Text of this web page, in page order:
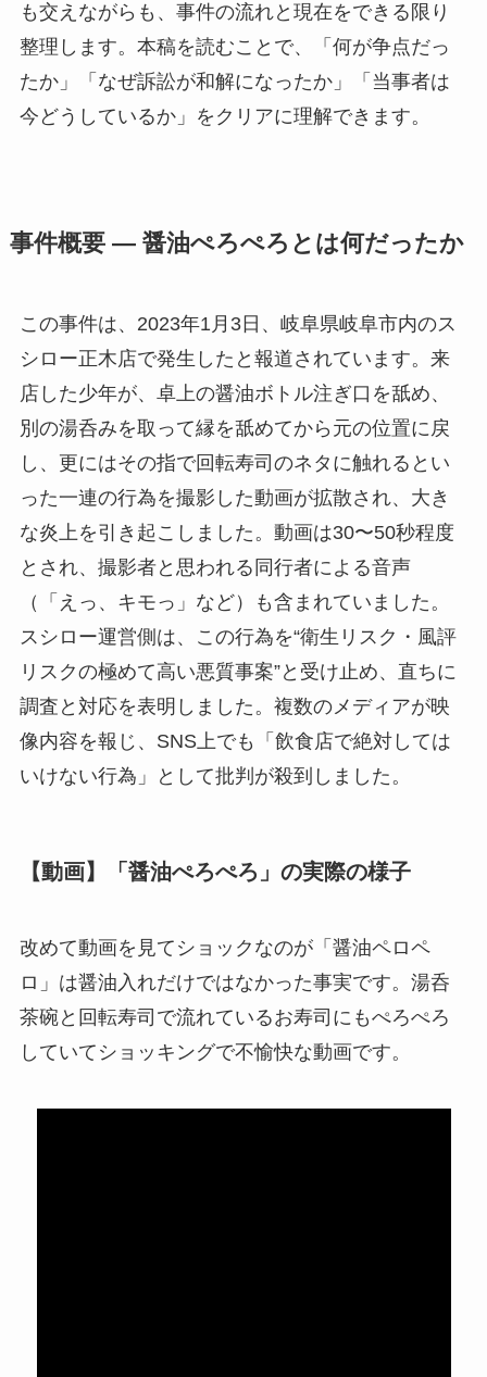
も交えながらも、事件の流れと現在をできる限り
整理します。本稿を読むことで、「何が争点だっ
たか」「なぜ訴訟が和解になったか」「当事者は
今どうしているか」をクリアに理解できます。
事件概要 — 醤油ぺろぺろとは何だったか
この事件は、2023年1月3日、岐阜県岐阜市内のス
シロー正木店で発生したと報道されています。来
店した少年が、卓上の醤油ボトル注ぎ口を舐め、
別の湯呑みを取って縁を舐めてから元の位置に戻
し、更にはその指で回転寿司のネタに触れるとい
った一連の行為を撮影した動画が拡散され、大き
な炎上を引き起こしました。動画は30〜50秒程度
とされ、撮影者と思われる同行者による音声
（「えっ、キモっ」など）も含まれていました。
スシロー運営側は、この行為を“衛生リスク・風評
リスクの極めて高い悪質事案”と受け止め、直ちに
調査と対応を表明しました。複数のメディアが映
像内容を報じ、SNS上でも「飲食店で絶対しては
いけない行為」として批判が殺到しました。
【動画】「醤油ぺろぺろ」の実際の様子
改めて動画を見てショックなのが「醤油ペロペ
ロ」は醤油入れだけではなかった事実です。湯呑
茶碗と回転寿司で流れているお寿司にもぺろぺろ
していてショッキングで不愉快な動画です。